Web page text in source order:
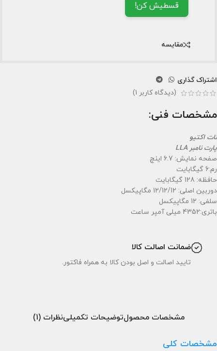
قسطیش کن!
مقایسه
اشتراک گذاری
(دیدگاه کاربر 1
)
مشخصات فنی:
نات اکتیو
پارت نامبر LLA
صفحه نمایش: 6.7 اینچ
رم:6 گیگابایت
حافظه: 128 گیگابایت
دوربین اصلی: 12/12/12 مگاپیکسل
سلفی: 12 مگاپیکسل
باتری:4352 میلی آمپر ساعت
ضمانت اصالت کالا
تایید اصالت و اصل بودن کالا به همراه فاکتور.
مشخصات محصولتوضیحات تکمیلینظرات (1)
مشخصات کلی